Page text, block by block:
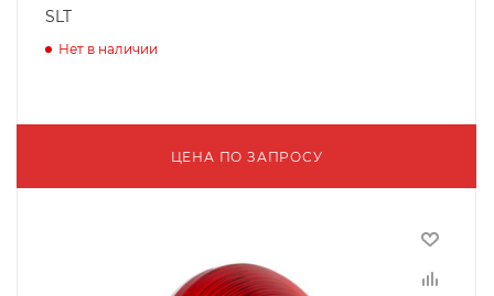
SLT
Нет в наличии
ЦЕНА ПО ЗАПРОСУ